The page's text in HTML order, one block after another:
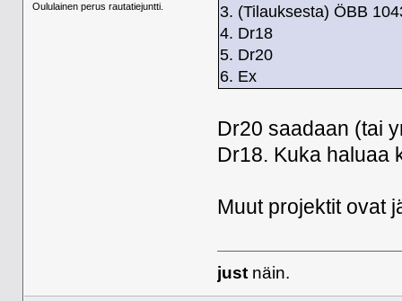
Oululainen perus rautatiejuntti.
3. (Tilauksesta) ÖBB
4. Dr18
5. Dr20
6. Ex
Dr20 saadaan (tai
Dr18. Kuka haluaa
Muut projektit ovat
just näin.